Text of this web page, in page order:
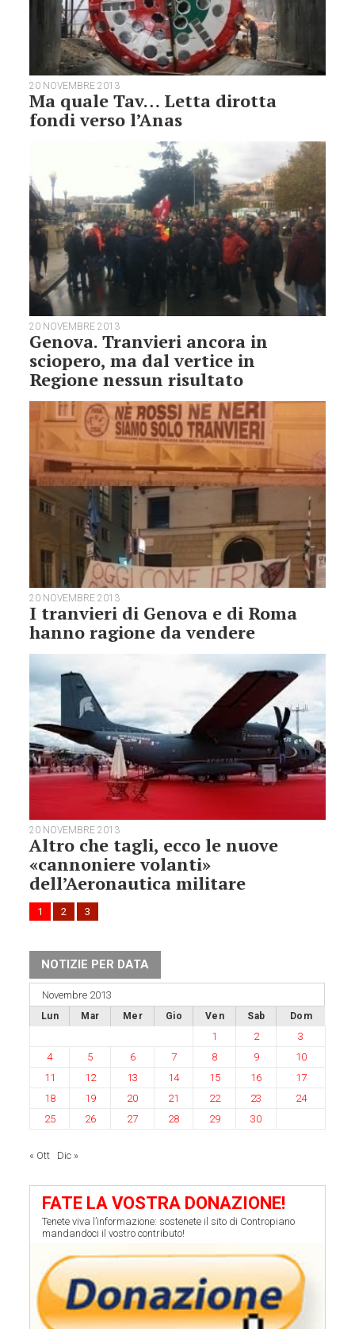
20 NOVEMBRE 2013
Ma quale Tav… Letta dirotta
fondi verso l’Anas
20 NOVEMBRE 2013
Genova. Tranvieri ancora in
sciopero, ma dal vertice in
Regione nessun risultato
20 NOVEMBRE 2013
I tranvieri di Genova e di Roma
hanno ragione da vendere
20 NOVEMBRE 2013
Altro che tagli, ecco le nuove
«cannoniere volanti»
dell’Aeronautica militare
1 2 3
NOTIZIE PER DATA
Novembre 2013
Lun Mar Mer Gio Ven Sab Dom
1 2
3
4
5 6 7 8 9
10
11
12 13 14 15 16
17
18
19 20 21 22 23
24
25
26 27 28 29 30
« Ott Dic »
FATE LA VOSTRA DONAZIONE!
Tenete viva l’informazione: sostenete il sito di Contropiano
mandandoci il vostro contributo!